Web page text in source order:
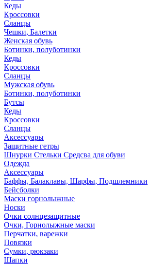
Кеды
Кроссовки
Сланцы
Чешки, Балетки
Женская обувь
Ботинки, полуботинки
Кеды
Кроссовки
Сланцы
Мужская обувь
Ботинки, полуботинки
Бутсы
Кеды
Кроссовки
Сланцы
Аксессуары
Защитные гетры
Шнурки Стельки Средсва для обуви
Одежда
Аксессуары
Баффы, Балаклавы, Шарфы, Подшлемники
Бейсболки
Маски горнолыжные
Носки
Очки солнцезащитные
Очки, Горнолыжные маски
Перчатки, варежки
Повязки
Сумки, рюкзаки
Шапки